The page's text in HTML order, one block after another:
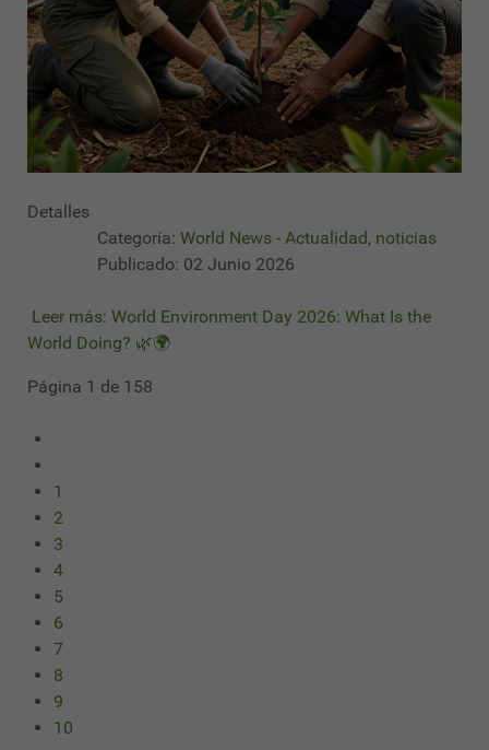
Detalles
Categoría: World News - Actualidad, noticias
Publicado: 02 Junio 2026
Leer más: World Environment Day 2026: What Is the
World Doing? 🌿🌍
Página 1 de 158
1
2
3
4
5
6
7
8
9
10